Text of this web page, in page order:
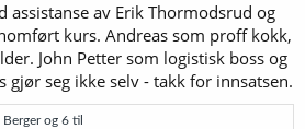
assistanse av Erik Thormodsrud og
kurs. Andreas som proff kokk,
John Petter som logistisk boss og
gjør seg ikke selv - takk for innsatsen.
Bergerog 6 til